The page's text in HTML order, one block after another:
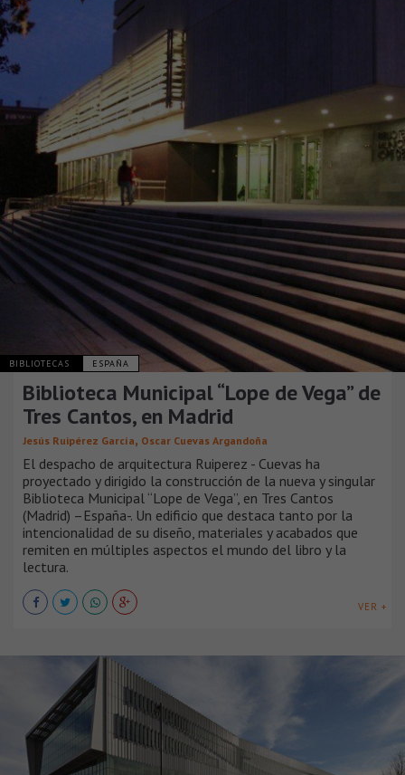
BIBLIOTECAS ESPAÑA
Biblioteca Municipal “Lope de Vega” de
Tres Cantos, en Madrid
Jesús Ruipérez García, Oscar Cuevas Argandoña
El despacho de arquitectura Ruiperez - Cuevas ha
proyectado y dirigido la construcción de la nueva y singular
Biblioteca Municipal “Lope de Vega”, en Tres Cantos
(Madrid) –España-. Un edificio que destaca tanto por la
intencionalidad de su diseño, materiales y acabados que
remiten en múltiples aspectos el mundo del libro y la
lectura.
VER +